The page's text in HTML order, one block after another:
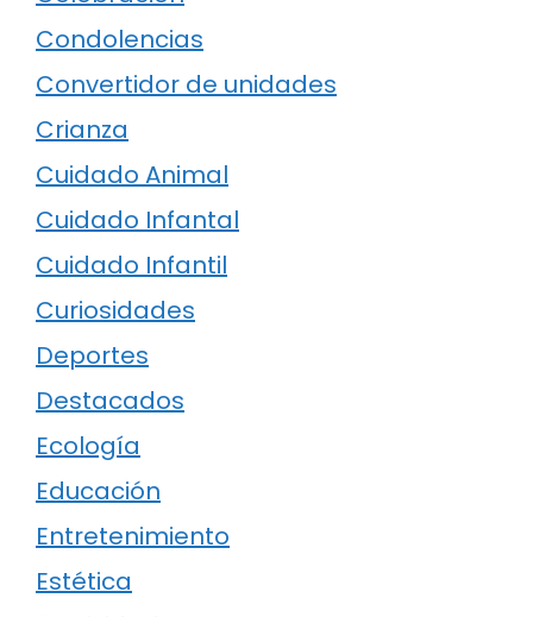
Condolencias
Convertidor de unidades
Crianza
Cuidado Animal
Cuidado Infantal
Cuidado Infantil
Curiosidades
Deportes
Destacados
Ecología
Educación
Entretenimiento
Estética